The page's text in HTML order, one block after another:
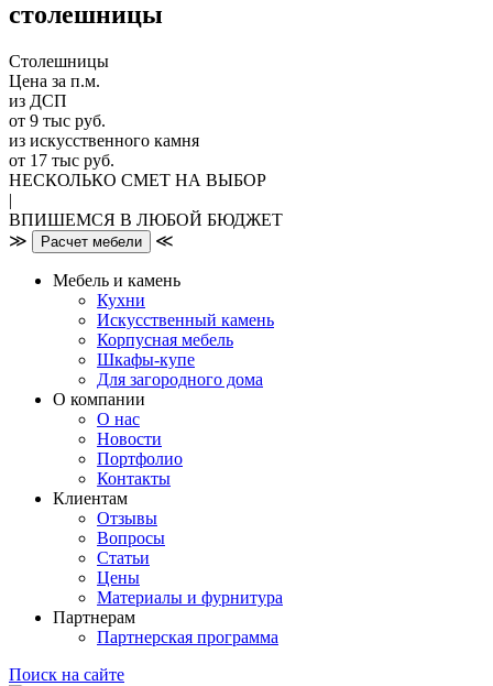
столешницы
Столешницы
Цена за п.м.
из ДСП
от 9 тыс руб.
из искусственного камня
от 17 тыс руб.
НЕСКОЛЬКО СМЕТ НА ВЫБОР
|
ВПИШЕМСЯ В ЛЮБОЙ БЮДЖЕТ
≫
Расчет мебели ≪
Мебель и камень
Кухни
Искусственный камень
Корпусная мебель
Шкафы-купе
Для загородного дома
О компании
О нас
Новости
Портфолио
Контакты
Клиентам
Отзывы
Вопросы
Статьи
Цены
Материалы и фурнитура
Партнерам
Партнерская программа
Поиск на сайте